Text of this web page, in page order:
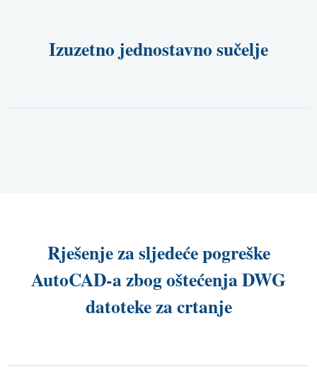
Izuzetno jednostavno sučelje
Rješenje za sljedeće pogreške
AutoCAD-a zbog oštećenja DWG
datoteke za crtanje